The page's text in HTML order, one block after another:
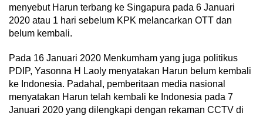
menyebut Harun terbang ke Singapura pada 6 Januari
2020 atau 1 hari sebelum KPK melancarkan OTT dan
belum kembali.
Pada 16 Januari 2020 Menkumham yang juga politikus
PDIP, Yasonna H Laoly menyatakan Harun belum kembali
ke Indonesia. Padahal, pemberitaan media nasional
menyatakan Harun telah kembali ke Indonesia pada 7
Januari 2020 yang dilengkapi dengan rekaman CCTV di